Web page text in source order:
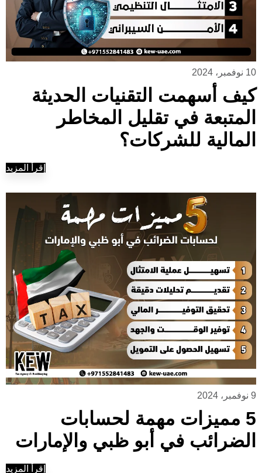
10 نوفمبر، 2024
كيف أسهمت التقنيات الحديثة
المتبعة في تقليل المخاطر
المالية للشركات؟
إقرأ المزيد
9 نوفمبر، 2024
5 مميزات مهمة لحسابات
الضرائب في أبو ظبي والإمارات
إقرأ المزيد